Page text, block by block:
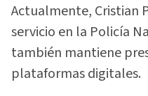
Actualmente, Cristian
servicio en la Policía
también mantiene
plataformas digitales.